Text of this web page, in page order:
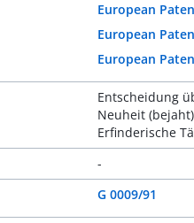
European
European
European
Entscheidung
Neuheit (bejaht)
Erfinderische
-
G 0009/91